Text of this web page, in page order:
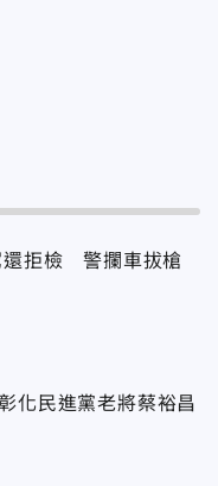
還拒檢 警攔車拔槍
化民進黨老將蔡裕昌